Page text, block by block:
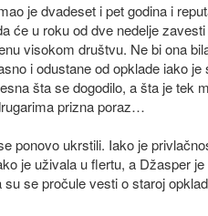
je dvadeset i pet godina i
će u roku od dve nedelje
visokom društvu. Ne bi ona
i odustane od opklade iako
šta se dogodilo, a šta je tek
prizna poraz…
ponovo ukrstili. Iako je
je uživala u flertu, a Džasper
su se pročule vesti o staroj